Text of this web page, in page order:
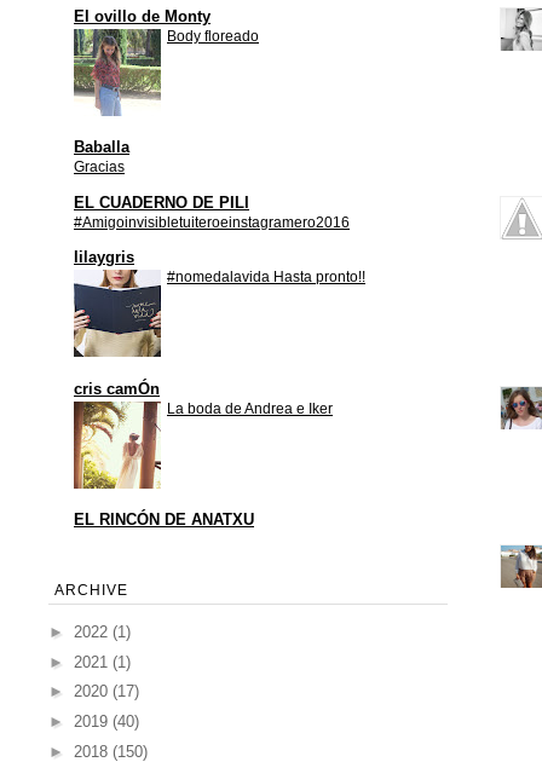
El ovillo de Monty
Body floreado
Baballa
Gracias
EL CUADERNO DE PILI
#Amigoinvisibletuiteroeinstagramero2016
lilaygris
#nomedalavida Hasta pronto!!
cris camÓn
La boda de Andrea e Iker
EL RINCÓN DE ANATXU
ARCHIVE
► 2022 (1)
► 2021 (1)
► 2020 (17)
► 2019 (40)
► 2018 (150)